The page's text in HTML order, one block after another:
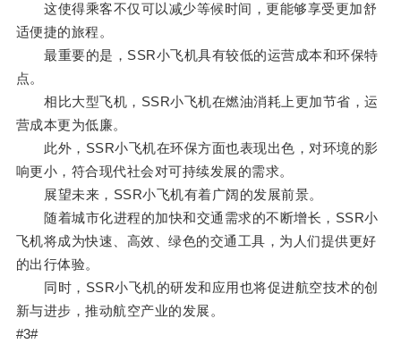
这使得乘客不仅可以减少等候时间，更能够享受更加舒
适便捷的旅程。
最重要的是，SSR小飞机具有较低的运营成本和环保特
点。
相比大型飞机，SSR小飞机在燃油消耗上更加节省，运
营成本更为低廉。
此外，SSR小飞机在环保方面也表现出色，对环境的影
响更小，符合现代社会对可持续发展的需求。
展望未来，SSR小飞机有着广阔的发展前景。
随着城市化进程的加快和交通需求的不断增长，SSR小
飞机将成为快速、高效、绿色的交通工具，为人们提供更好
的出行体验。
同时，SSR小飞机的研发和应用也将促进航空技术的创
新与进步，推动航空产业的发展。
#3#